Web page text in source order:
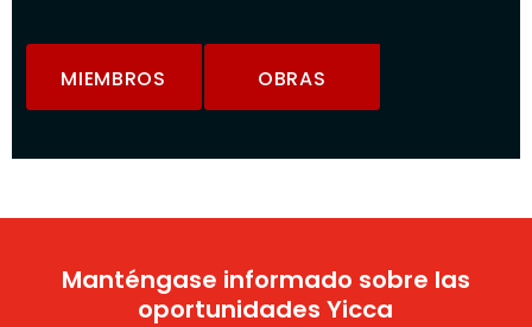
MIEMBROS OBRAS
Manténgase informado sobre las
oportunidades Yicca